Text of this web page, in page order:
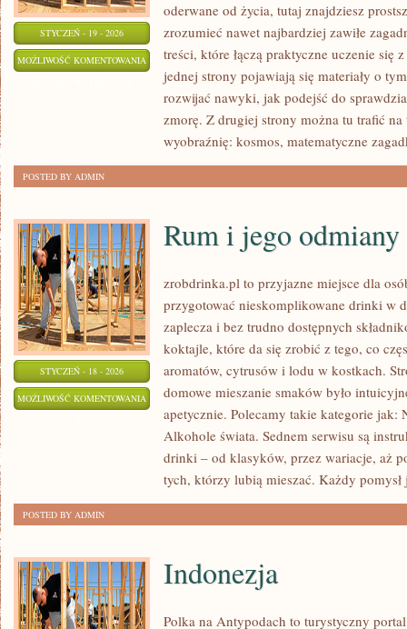
STYCZEŃ - 19 - 2026
MOŻLIWOŚĆ KOMENTOWANIA KOSMOS
ASTRONOMIA
oderwane od życia, tutaj znajdziesz
zrozumieć nawet najbardziej zawiłe
treści, które łączą praktyczne uczenie się
jednej strony pojawiają się materiały o
rozwijać nawyki, jak podejść do
zmorę. Z drugiej strony można tu trafić
wyobraźnię: kosmos, matematyczne
POSTED BY ADMIN
STYCZEŃ - 18 - 2026
MOŻLIWOŚĆ KOMENTOWANIA RUM
JEGO
ODMIANY
Rum i jego odmiany
zrobdrinka.pl to przyjazne miejsce dla
przygotować nieskomplikowane drinki w
zaplecza i bez trudno dostępnych
koktajle, które da się zrobić z tego, co
aromatów, cytrusów i lodu w kostkach.
domowe mieszanie smaków było
apetycznie. Polecamy takie kategorie
Alkohole świata. Sednem serwisu są
drinki – od klasyków, przez wariacje, aż
tych, którzy lubią mieszać. Każdy pomysł
POSTED BY ADMIN
Indonezja
Polka na Antypodach to turystyczny